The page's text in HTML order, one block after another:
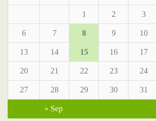
1 2 3
6 7 8 9 10
13 14 15 16 17
20 21 22 23 24
27 28 29 30 31
« Sep